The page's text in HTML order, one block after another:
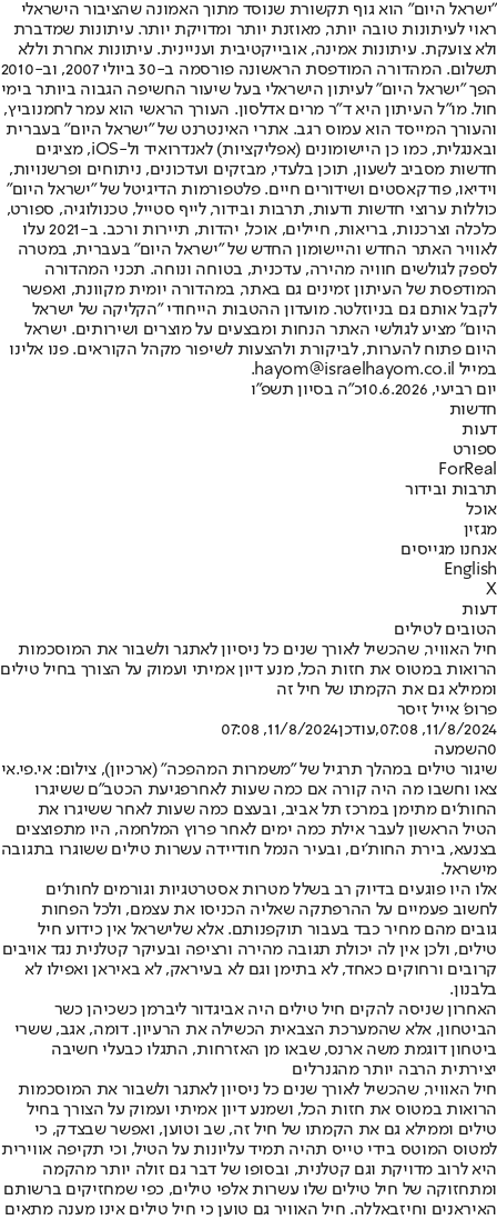
"ישראל היום" הוא גוף תקשורת שנוסד מתוך האמונה שהציבור הישראלי
ראוי לעיתונות טובה יותר, מאוזנת יותר ומדויקת יותר. עיתונות שמדברת
ולא צועקת. עיתונות אמינה, אובייקטיבית ועניינית. עיתונות אחרת וללא
תשלום. המהדורה המודפסת הראשונה פורסמה ב-30 ביולי 2007, וב-2010
הפך "ישראל היום" לעיתון הישראלי בעל שיעור החשיפה הגבוה ביותר בימי
חול. מו"ל העיתון היא ד"ר מרים אדלסון. העורך הראשי הוא עמר לחמנוביץ,
והעורך המייסד הוא עמוס רגב. אתרי האינטרנט של "ישראל היום" בעברית
ובאנגלית, כמו כן היישומונים (אפליקציות) לאנדרואיד ול-iOS, מציגים
חדשות מסביב לשעון, תוכן בלעדי, מבזקים ועדכונים, ניתוחים ופרשנויות,
וידיאו, פודקאסטים ושידורים חיים. פלטפורמות הדיגיטל של "ישראל היום"
כוללות ערוצי חדשות ודעות, תרבות ובידור, לייף סטייל, טכנולוגיה, ספורט,
כלכלה וצרכנות, בריאות, חיילים, אוכל, יהדות, תיירות ורכב. ב-2021 עלו
לאוויר האתר החדש והיישומון החדש של "ישראל היום" בעברית, במטרה
לספק לגולשים חוויה מהירה, עדכנית, בטוחה ונוחה. תכני המהדורה
המודפסת של העיתון זמינים גם באתר, במהדורה יומית מקוונת, ואפשר
לקבל אותם גם בניוזלטר. מועדון ההטבות הייחודי "הקליקה של ישראל
היום" מציע לגולשי האתר הנחות ומבצעים על מוצרים ושירותים. ישראל
היום פתוח להערות, לביקורת ולהצעות לשיפור מקהל הקוראים. פנו אלינו
במייל hayom@israelhayom.co.il.
יום רביעי, 10.6.2026
כ"ה בסיון תשפ"ו
חדשות
דעות
ספורט
ForReal
תרבות ובידור
אוכל
מגזין
אנחנו מגייסים
English
X
דעות
הטובים לטילים
חיל האוויר, שהכשיל לאורך שנים כל ניסיון לאתגר ולשבור את המוסכמות
הרואות במטוס את חזות הכל, מנע דיון אמיתי ועמוק על הצורך בחיל טילים
וממילא גם את הקמתו של חיל זה
פרופ' אייל זיסר
11/8/2024, 07:08
,עודכן11/8/2024, 07:08
0השמעה
שיגור טילים במהלך תרגיל של "משמרות המהפכה" (ארכיון), צילום: אי.פי.אי
צאו וחשבו מה היה קורה אם כמה שעות לאחרפגיעת הכטב"ם ששיגרו
החות'ים מתימן במרכז תל אביב, ובעצם כמה שעות לאחר ששיגרו את
הטיל הראשון לעבר אילת כמה ימים לאחר פרוץ המלחמה, היו מתפוצצים
בצנעא, בירת החות'ים, ובעיר הנמל חודיידה עשרות טילים ששוגרו בתגובה
מישראל.
אלו היו פוגעים בדיוק רב בשלל מטרות אסטרטגיות וגורמים לחות'ים
לחשוב פעמיים על ההרפתקה שאליה הכניסו את עצמם, ולכל הפחות
גובים מהם מחיר כבד בעבור תוקפנותם. אלא שלישראל אין כידוע חיל
טילים, ולכן אין לה יכולת תגובה מהירה ורציפה ובעיקר קטלנית נגד אויבים
קרובים ורחוקים כאחד, לא בתימן וגם לא בעיראק, לא באיראן ואפילו לא
בלבנון.
האחרון שניסה להקים חיל טילים היה אביגדור ליברמן כשכיהן כשר
הביטחון, אלא שהמערכת הצבאית הכשילה את הרעיון. דומה, אגב, ששרי
ביטחון דוגמת משה ארנס, שבאו מן האזרחות, התגלו כבעלי חשיבה
יצירתית הרבה יותר מהגנרלים
חיל האוויר, שהכשיל לאורך שנים כל ניסיון לאתגר ולשבור את המוסכמות
הרואות במטוס את חזות הכל, ושמנע דיון אמיתי ועמוק על הצורך בחיל
טילים וממילא גם את הקמתו של חיל זה, שב וטוען, ואפשר שבצדק, כי
למטוס המוטס בידי טייס תהיה תמיד עליונות על הטיל, וכי תקיפה אווירית
היא לרוב מדויקת וגם קטלנית, ובסופו של דבר גם זולה יותר מהקמה
ומתחזוקה של חיל טילים שלו עשרות אלפי טילים, כפי שמחזיקים ברשותם
האיראנים וחיזבאללה. חיל האוויר גם טוען כי חיל טילים אינו מענה מתאים